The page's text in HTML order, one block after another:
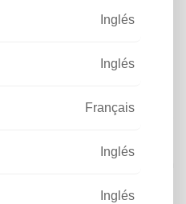
se integra desde las primeras
diseñadas para maximizar la
componentes:
Inglés
Inglés
Français
Inglés
Inglés